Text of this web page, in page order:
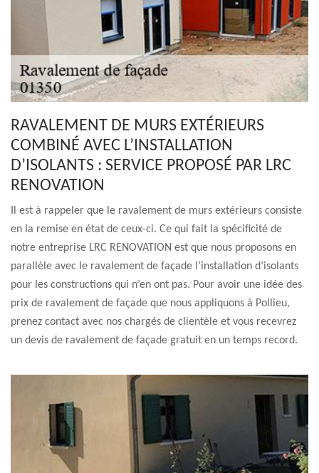
RAVALEMENT DE MURS EXTÉRIEURS
COMBINÉ AVEC L’INSTALLATION
D’ISOLANTS : SERVICE PROPOSÉ PAR LRC
RENOVATION
Il est à rappeler que le ravalement de murs extérieurs consiste
en la remise en état de ceux-ci. Ce qui fait la spécificité de
notre entreprise LRC RENOVATION est que nous proposons en
parallèle avec le ravalement de façade l’installation d’isolants
pour les constructions qui n’en ont pas. Pour avoir une idée des
prix de ravalement de façade que nous appliquons à Pollieu,
prenez contact avec nos chargés de clientèle et vous recevrez
un devis de ravalement de façade gratuit en un temps record.